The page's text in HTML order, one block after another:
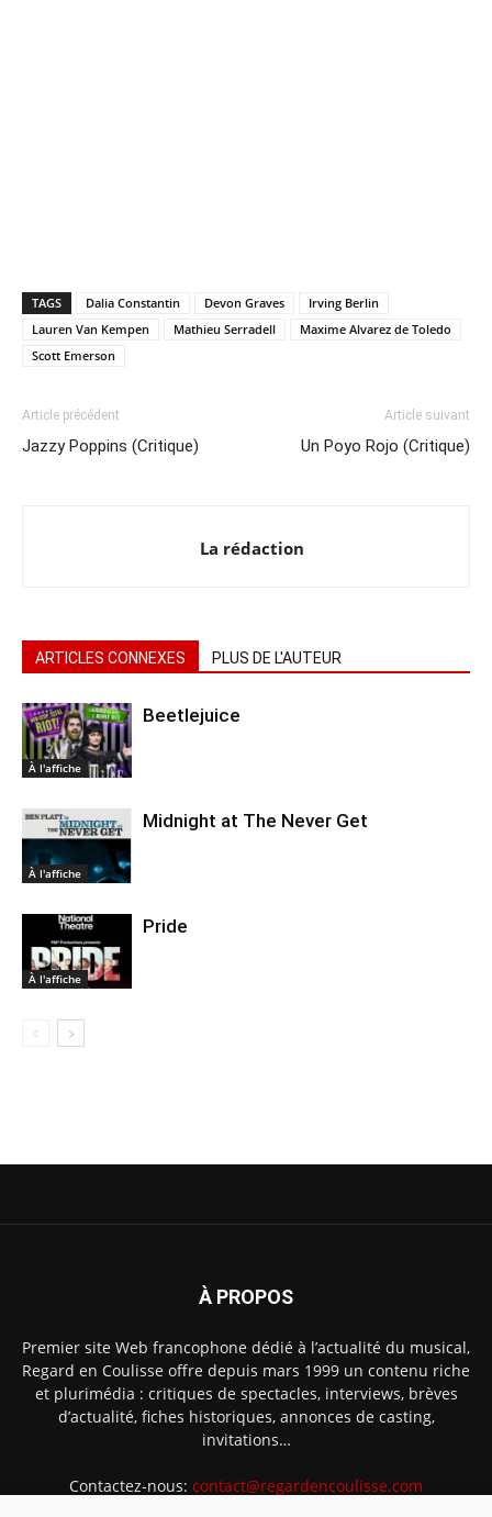
TAGS Dalia Constantin Devon Graves
Irving Berlin
Lauren Van Kempen
Mathieu Serradell
Maxime Alvarez de Toledo
Scott Emerson
Article précédent
Jazzy Poppins (Critique)
Article suivant
Un Poyo Rojo (Critique)
La rédaction
ARTICLES CONNEXES PLUS DE L'AUTEUR
À l'affiche
Beetlejuice
À l'affiche
Midnight at The Never Get
À l'affiche
Pride
À PROPOS
Premier site Web francophone dédié à l’actualité du musical,
Regard en Coulisse offre depuis mars 1999 un contenu riche
et plurimédia : critiques de spectacles, interviews, brèves
d’actualité, fiches historiques, annonces de casting,
invitations…
Contactez-nous: contact@regardencoulisse.com